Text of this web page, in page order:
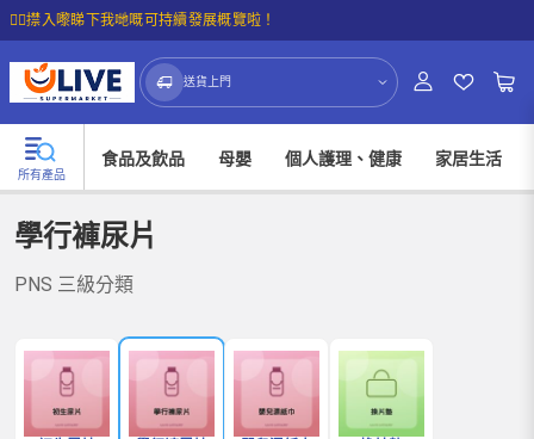
☝🏼㩒入嚟睇下我哋嘅可持續發展概覽啦！
送貨上門
所有產品
食品及飲品 母嬰 個人護理、健康 家居生活
學行褲尿片
PNS 三級分類